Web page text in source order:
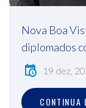
Nova Boa
diplomados
19 dez,
CONTINUA